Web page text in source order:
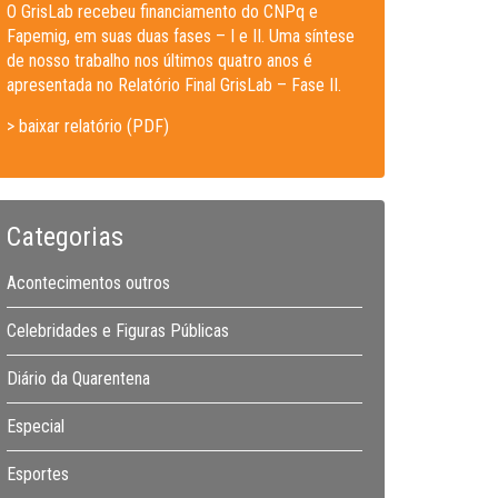
O GrisLab recebeu financiamento do CNPq e
Fapemig, em suas duas fases – I e II. Uma síntese
de nosso trabalho nos últimos quatro anos é
apresentada no Relatório Final GrisLab – Fase II.
> baixar relatório (PDF)
Categorias
Acontecimentos outros
Celebridades e Figuras Públicas
Diário da Quarentena
Especial
Esportes